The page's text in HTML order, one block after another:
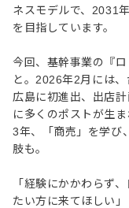
ネスモデルで、2031
を目指しています。
今回、基幹事業の『
と。2026年2月には
広島に初進出、出店
に多くのポストが生
3年、「商売」を学び
肢も。
「経験にかかわらず
たい方に来てほしい